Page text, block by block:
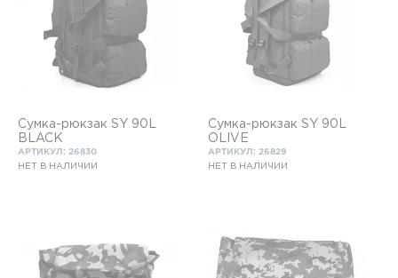
Сумка-рюкзак SY 90L
BLACK
АРТИКУЛ: 26830
НЕТ В НАЛИЧИИ
Сумка-рюкзак SY 90L
OLIVE
АРТИКУЛ: 26829
НЕТ В НАЛИЧИИ